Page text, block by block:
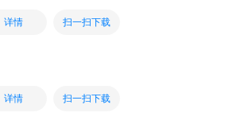
详情 扫一扫下载
详情 扫一扫下载